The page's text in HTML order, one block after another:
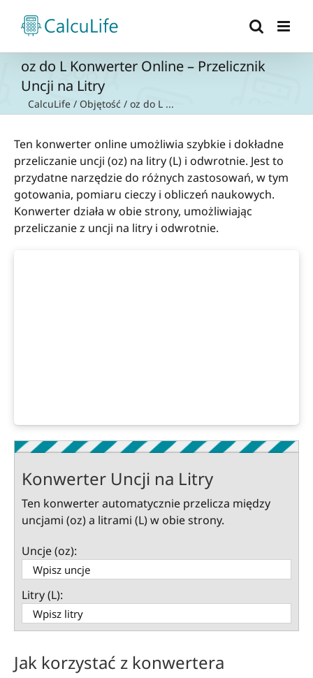
zawartości
oz do L Konwerter Online – Przelicznik
Uncji na Litry
CalcuLife / Objętość / oz do L ...
Ten konwerter online umożliwia szybkie i dokładne
przeliczanie uncji (oz) na litry (L) i odwrotnie. Jest to
przydatne narzędzie do różnych zastosowań, w tym
gotowania, pomiaru cieczy i obliczeń naukowych.
Konwerter działa w obie strony, umożliwiając
przeliczanie z uncji na litry i odwrotnie.
Konwerter Uncji na Litry
Ten konwerter automatycznie przelicza między
uncjami (oz) a litrami (L) w obie strony.
Uncje (oz):
Litry (L):
Jak korzystać z konwertera